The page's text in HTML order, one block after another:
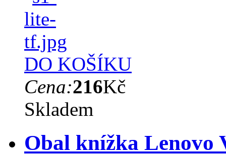
DO KOŠÍKU
Cena:216Kč
Skladem
Obal knížka Lenovo